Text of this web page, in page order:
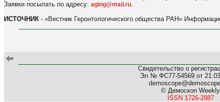
Заявки посылать по адресу: aging@mail.ru
ИСТОЧНИК - «Вестник Геронтологического общества РАН»
Свидетельство о
Эл № ФС77-54569 от
© Демоскоп Weekly
ISSN 1726-2887